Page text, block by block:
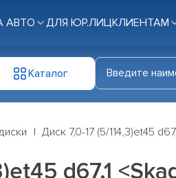
АВТО ДЛЯ ЮР.ЛИЦКЛИЕНТАМ
Каталог
Диск 7,0-17 (5/114,3)et45
d67,1